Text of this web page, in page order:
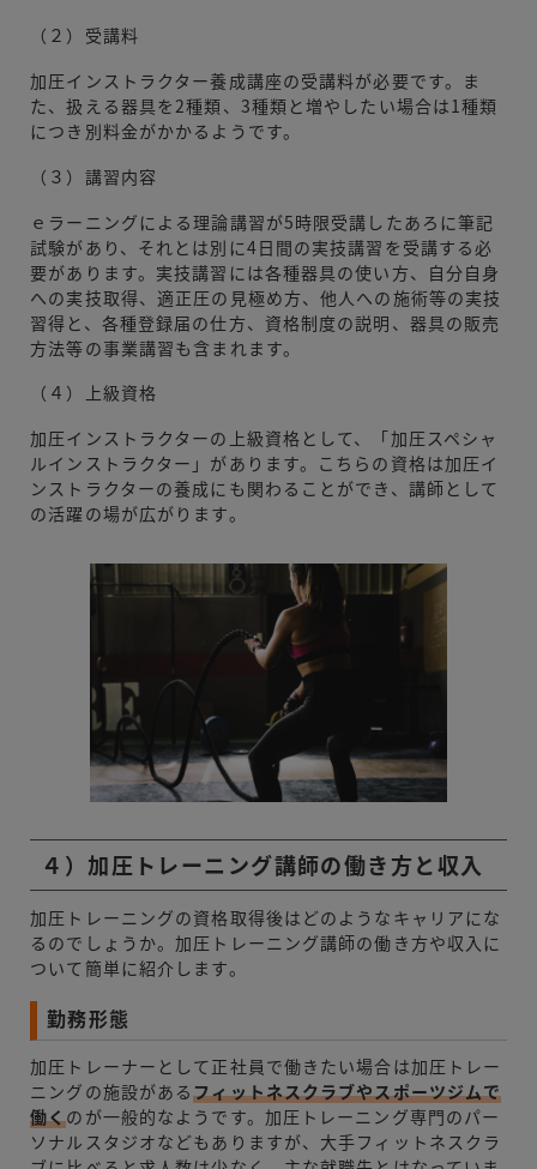
（２）受講料
加圧インストラクター養成講座の受講料が必要です。ま
た、扱える器具を2種類、3種類と増やしたい場合は1種類
につき別料金がかかるようです。
（３）講習内容
ｅラーニングによる理論講習が5時限受講したあろに筆記
試験があり、それとは別に4日間の実技講習を受講する必
要があります。実技講習には各種器具の使い方、自分自身
への実技取得、適正圧の見極め方、他人への施術等の実技
習得と、各種登録届の仕方、資格制度の説明、器具の販売
方法等の事業講習も含まれます。
（４）上級資格
加圧インストラクターの上級資格として、「加圧スペシャ
ルインストラクター」があります。こちらの資格は加圧イ
ンストラクターの養成にも関わることができ、講師として
の活躍の場が広がります。
４）加圧トレーニング講師の働き方と収入
加圧トレーニングの資格取得後はどのようなキャリアにな
るのでしょうか。加圧トレーニング講師の働き方や収入に
ついて簡単に紹介します。
勤務形態
加圧トレーナーとして正社員で働きたい場合は加圧トレー
ニングの施設があるフィットネスクラブやスポーツジムで
働くのが一般的なようです。加圧トレーニング専門のパー
ソナルスタジオなどもありますが、大手フィットネスクラ